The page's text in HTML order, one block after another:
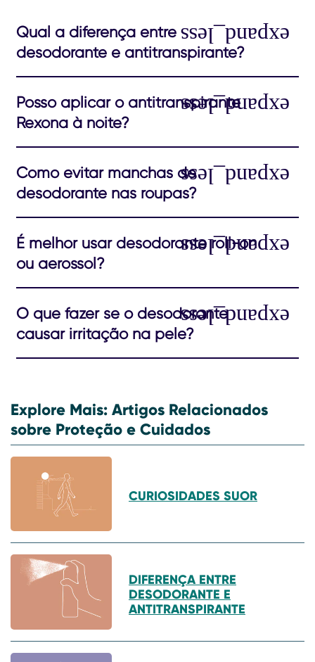
Qual a diferença entre
desodorante e antitranspirante?
Posso aplicar o antitranspirante
Rexona à noite?
Como evitar manchas de
desodorante nas roupas?
É melhor usar desodorante roll-on
ou aerossol?
O que fazer se o desodorante
causar irritação na pele?
Explore Mais: Artigos Relacionados
sobre Proteção e Cuidados
CURIOSIDADES SUOR
DIFERENÇA ENTRE
DESODORANTE E
ANTITRANSPIRANTE